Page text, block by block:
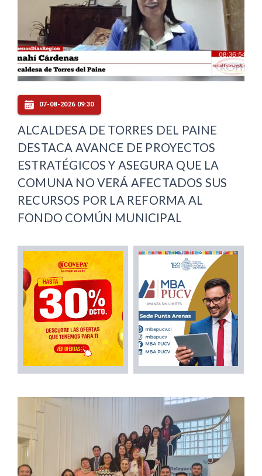
07-08-2026 09:30
ALCALDESA DE TORRES DEL PAINE
DESTACA AVANCE DE PROYECTOS
ESTRATÉGICOS Y ASEGURA QUE LA
COMUNA NO VERÁ AFECTADOS SUS
RECURSOS POR LA REFORMA AL
FONDO COMÚN MUNICIPAL